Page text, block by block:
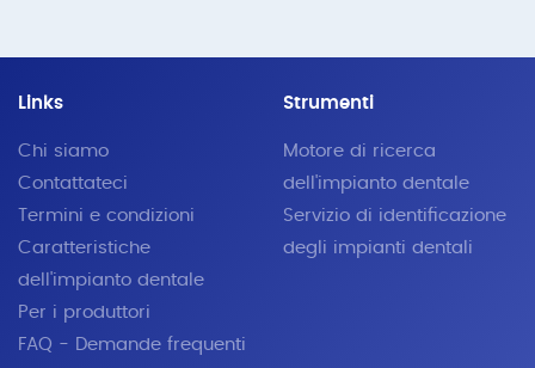
Links
Chi siamo
Contattateci
Termini e condizioni
Caratteristiche
dell'impianto dentale
Per i produttori
FAQ - Demande frequenti
Strumenti
Motore di ricerca
dell'impianto dentale
Servizio di identificazione
degli impianti dentali